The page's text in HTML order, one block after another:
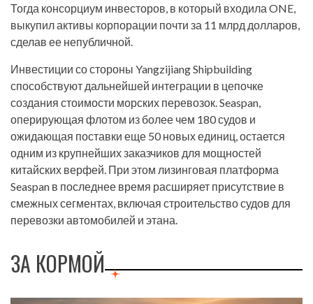
Тогда консорциум инвесторов, в который входила ONE,
выкупил активы корпорации почти за 11 млрд долларов,
сделав ее непубличной.
Инвестиции со стороны Yangzijiang Shipbuilding
способствуют дальнейшей интеграции в цепочке
создания стоимости морских перевозок. Seaspan,
оперирующая флотом из более чем 180 судов и
ожидающая поставки еще 50 новых единиц, остается
одним из крупнейших заказчиков для мощностей
китайских верфей. При этом лизинговая платформа
Seaspan в последнее время расширяет присутствие в
смежных сегментах, включая строительство судов для
перевозки автомобилей и этана.
ЗА КОРМОЙ